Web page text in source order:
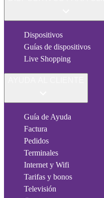
Dispositivos
Guías de dispositivos
Live Shopping
Guía de Ayuda
Factura
Pedidos
Terminales
Internet y Wifi
Tarifas y bonos
Televisión